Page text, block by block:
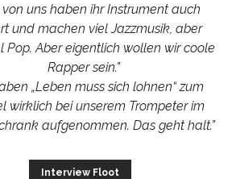
von uns haben ihr Instrument auch
und machen viel Jazzmusik, aber
Pop. Aber eigentlich wollen wir coole
Rapper sein.”
„Leben muss sich lohnen“ zum
wirklich bei unserem Trompeter im
aufgenommen. Das geht halt.”
Interview Floot